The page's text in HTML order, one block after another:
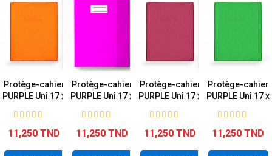
Protège-cahier
PURPLE Uni 17 x
11,250 TND
Protège-cahier
PURPLE Uni 17 x
11,250 TND
Protège-cahier
PURPLE Uni 17 x
11,250 TND
Protège-cahier
PURPLE Uni 17 x
11,250 TND